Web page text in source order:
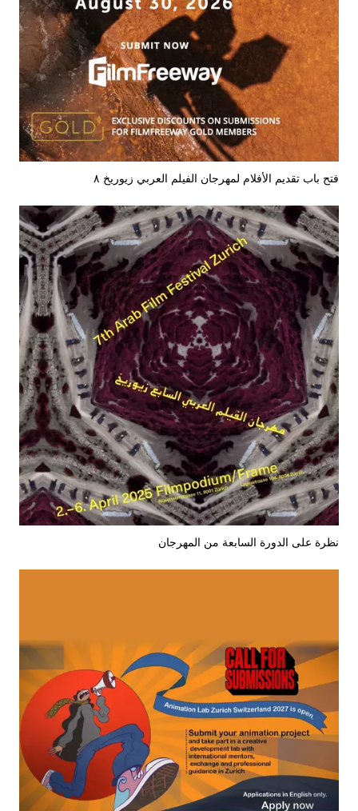
فتح باب تقديم الأفلام لمهرجان الفيلم العربي زيوريخ ٨
نظرة على الدورة السابعة من المهرجان